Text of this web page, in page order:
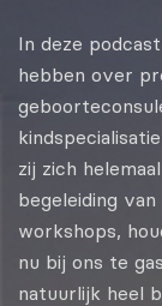
In deze
hebben over
zij zich
begeleiding
workshops,
nu bij ons te
natuurlijk heel